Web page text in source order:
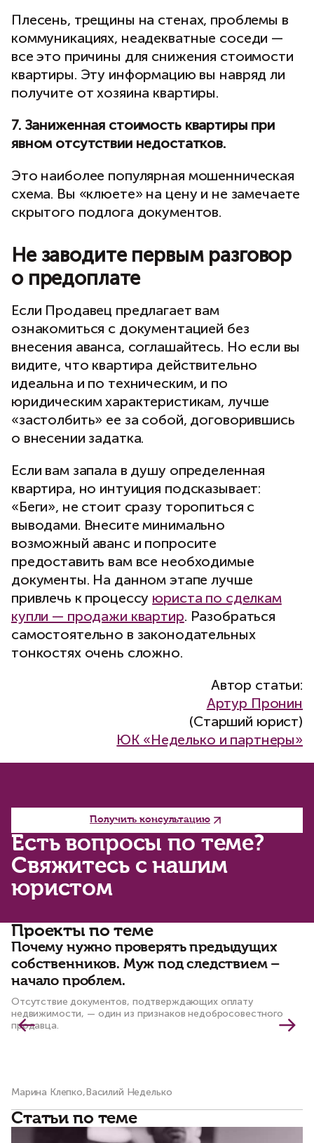
Плесень, трещины на стенах, проблемы в
коммуникациях, неадекватные соседи —
все это причины для снижения стоимости
квартиры. Эту информацию вы навряд ли
получите от хозяина квартиры.
7. Заниженная стоимость квартиры при
явном отсутствии недостатков.
Это наиболее популярная мошенническая
схема. Вы «клюете» на цену и не замечаете
скрытого подлога документов.
Не заводите первым разговор
о предоплате
Если Продавец предлагает вам
ознакомиться с документацией без
внесения аванса, соглашайтесь. Но если вы
видите, что квартира действительно
идеальна и по техническим, и по
юридическим характеристикам, лучше
«застолбить» ее за собой, договорившись
о внесении задатка.
Если вам запала в душу определенная
квартира, но интуиция подсказывает:
«Беги», не стоит сразу торопиться с
выводами. Внесите минимально
возможный аванс и попросите
предоставить вам все необходимые
документы. На данном этапе лучше
привлечь к процессу юриста по сделкам
купли — продажи квартир. Разобраться
самостоятельно в законодательных
тонкостях очень сложно.
Автор статьи:
Артур Пронин
(Старший юрист)
ЮК «Неделько и партнеры»
Есть вопросы по теме?
Свяжитесь с нашим
юристом
Получить консультацию
Проекты по теме
Почему нужно проверять предыдущих
собственников. Муж под следствием –
начало проблем.
Отсутствие документов, подтверждающих оплату
недвижимости, — один из признаков недобросовестного
продавца.
Марина Клепко,Василий Неделько
Статьи по теме